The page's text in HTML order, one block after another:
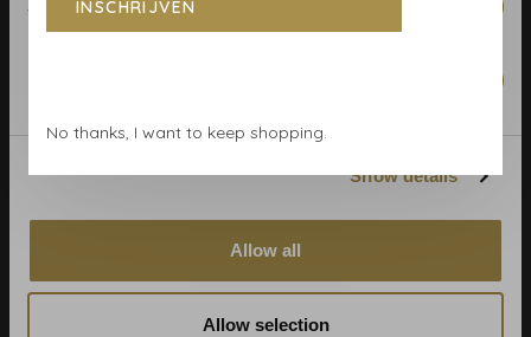
Statistics
Show details
Allow all
Allow selection
Blog
Cookie- en privacyverklaring
INSCHRIJVEN
No thanks, I want to keep shopping.